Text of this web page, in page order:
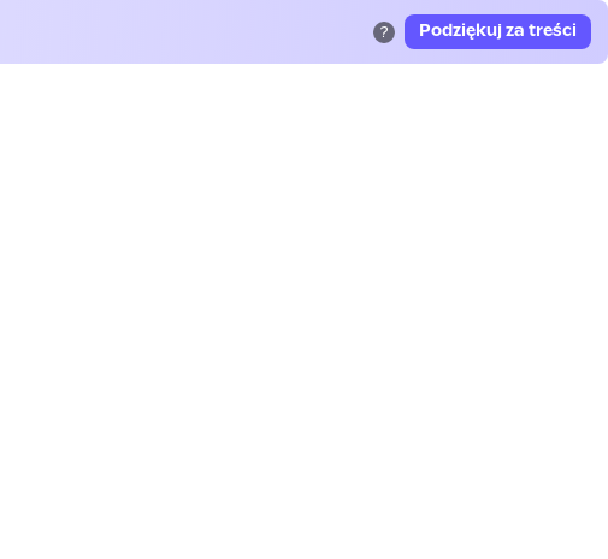
? Podziękuj za treści